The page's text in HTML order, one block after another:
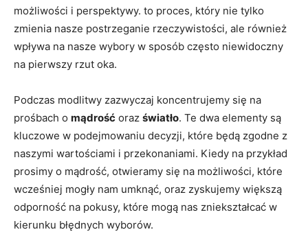
możliwości ⁤i perspektywy. to proces, który⁣ nie tylko
zmienia nasze postrzeganie rzeczywistości, ale również
wpływa na nasze wybory w sposób⁢ często niewidoczny
na pierwszy rzut oka.
Podczas modlitwy zazwyczaj koncentrujemy się na
prośbach o mądrość oraz światło. Te dwa elementy są
kluczowe w podejmowaniu decyzji, które będą zgodne z
naszymi ⁣wartościami i przekonaniami. ‍Kiedy na przykład
prosimy o mądrość, otwieramy się na możliwości, które
wcześniej mogły nam umknąć, oraz⁢ zyskujemy większą
odporność na pokusy, które ⁤mogą nas zniekształcać⁣ w
kierunku błędnych wyborów.